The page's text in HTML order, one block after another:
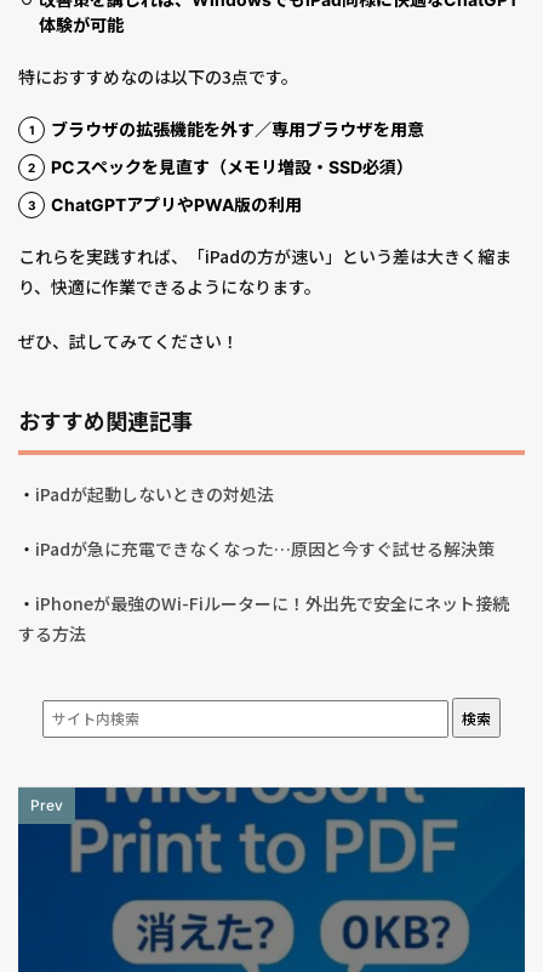
体験が可能
特におすすめなのは以下の3点です。
ブラウザの拡張機能を外す／専用ブラウザを用意
PCスペックを見直す（メモリ増設・SSD必須）
ChatGPTアプリやPWA版の利用
これらを実践すれば、「iPadの方が速い」という差は大きく縮ま
り、快適に作業できるようになります。
ぜひ、試してみてください！
おすすめ関連記事
・ iPadが起動しないときの対処法
・ iPadが急に充電できなくなった…原因と今すぐ試せる解決策
・ iPhoneが最強のWi-Fiルーターに！外出先で安全にネット接続
する方法
検索
Prev